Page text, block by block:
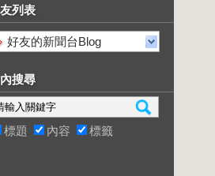
列表
好友的新聞台Blog
搜尋
標題 內容 標籤